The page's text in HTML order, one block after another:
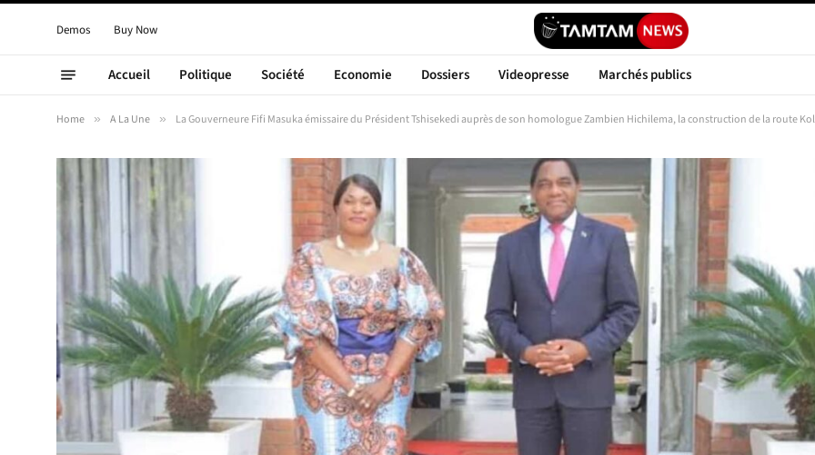
Demos Buy Now
Accueil Politique Société Economie Dossiers Videopresse Marchés publics
Home » A La Une » La Gouverneure Fifi Masuka émissaire du Président Tshisekedi auprès de son homologue Zambien Hichilema, la construction de la route